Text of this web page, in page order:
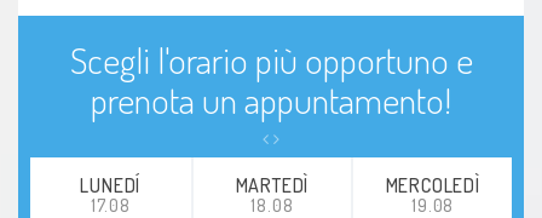
Scegli l'orario più opportuno e
prenota un appuntamento!
LUNEDÍ
17.08
MARTEDÌ
18.08
MERCOLEDÌ
19.08